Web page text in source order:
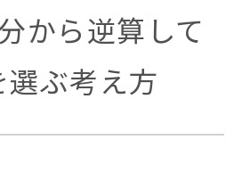
から逆算して
ぶ考え方